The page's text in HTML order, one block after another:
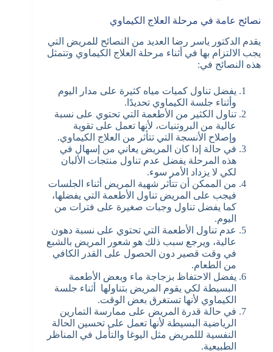
نصائح عامة في مرحلة العلاج الكيماوي
يقدم الدكتور ياسر رضا العديد من النصائح للمريض التي
يجب الالتزام بها في أثناء مرحلة العلاج الكيماوي وتتمثل
هذه النصائح في:
يفضل تناول كميات مياه كثيرة على مدار اليوم
وأثناء جلسة الكيماوي تحديدًا.
تناول الكثير من الأطعمة التي تحتوي على نسبة
عالية من البروتنيات، لأنها تعمل على تقوية
وإصلاح الأنسجة التي تتأثر من العلاج الكيماوي.
في حالة إذا كان المريض يعاني من إسهال في
هذه المرحلة يفضل عدم تناول منتجات الألبان
لكي لا يزداد الأمر سوء.
من الممكن أن تتأثر شهية المريض أثناء الجلسات
فيجب على المريض تناول الأطعمة التي يفضلها،
كما يفضل تناول وجبات صغيرة على فترات من
اليوم.
عدم تناول الأطعمة التي تحتوي على نسبة دهون
عالية، ويرجع سبب ذلك هو شعور المريض بالشبع
في وقت قصير دون الحصول على القدر الكافي
من الطعام.
يفضل الاحتفاظ بزجاجة ماء وبعض الأطعمة
البسيطة لكي يقوم المريض بتناولها أثناء جلسة
الكيماوي لأنها تستغرق بعض الوقت.
في حالة قدرة المريض على ممارسة التمارين
الرياضية البسيطة لأنها تعمل على تحسين الحالة
النفسية لللمريض مثل اليوغا والتأمل في المناظر
الطبيعية.